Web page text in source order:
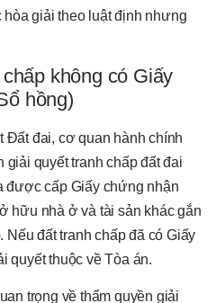
giải theo luật định nhưng
không có Giấy
hồng)
Đất đai, cơ quan hành chính
quyết tranh chấp đất đai
cấp Giấy chứng nhận
hữu nhà ở và tài sản khác gắn
Nếu đất tranh chấp đã có Giấy
quyết thuộc về Tòa án.
trọng về thẩm quyền giải